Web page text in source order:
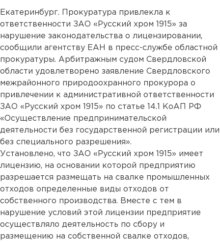
Екатеринбург. Прокуратура привлекла к
ответственности ЗАО «Русский хром 1915» за
нарушение законодательства о лицензировании,
сообщили агентству ЕАН в пресс-службе областной
прокуратуры. Арбитражным судом Свердловской
области удовлетворено заявление Свердловского
межрайонного природоохранного прокурора о
привлечении к административной ответственности
ЗАО «Русский хром 1915» по статье 14.1 КоАП РФ
«Осуществление предпринимательской
деятельности без государственной регистрации или
без специального разрешения».
Установлено, что ЗАО «Русский хром 1915» имеет
лицензию, на основании которой предприятию
разрешается размещать на свалке промышленных
отходов определенные виды отходов от
собственного производства. Вместе с тем в
нарушение условий этой лицензии предприятие
осуществляло деятельность по сбору и
размещению на собственной свалке отходов,